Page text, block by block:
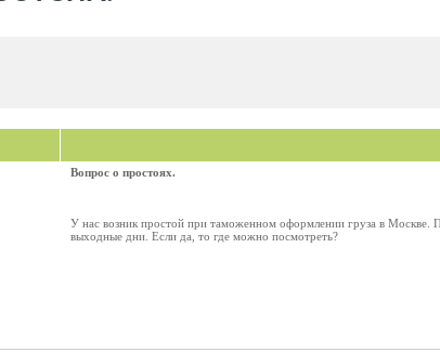
Вопрос о простоях.
У нас возник простой при таможенном оформлении груза в Москве.
выходные дни. Если да, то где можно посмотреть?